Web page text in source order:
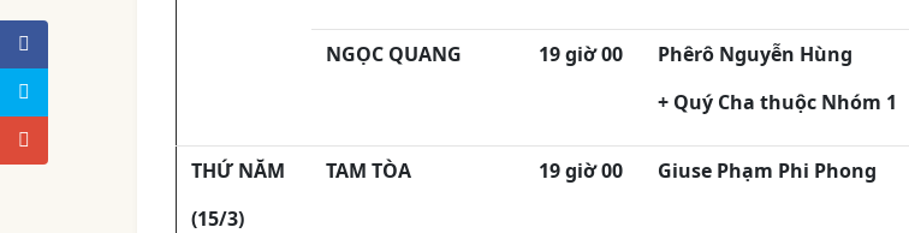
NGỌC QUANG 19 giờ 00
Phêrô Nguyễn Hùng
+ Quý Cha thuộc Nhóm 1
THỨ NĂM
(15/3)
TAM TÒA 19 giờ 00 Giuse Phạm Phi Phong